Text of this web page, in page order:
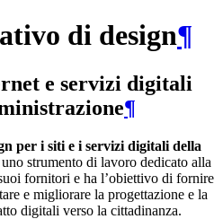
di design¶
e servizi digitali
¶
per i siti e i servizi digitali della
uno strumento di lavoro dedicato alla
fornitori e ha l’obiettivo di fornire
e migliorare la progettazione e la
digitali verso la cittadinanza.